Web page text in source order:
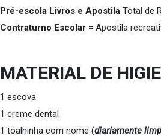
Pré-escola Livros e Apostila Total de
Contraturno Escolar = Apostila
MATERIAL DE
1 escova
1 creme dental
1 toalhinha com nome (diariamente